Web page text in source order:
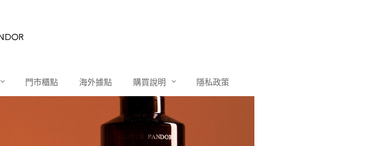
門市櫃點 海外據點 購買說明 隱私政策